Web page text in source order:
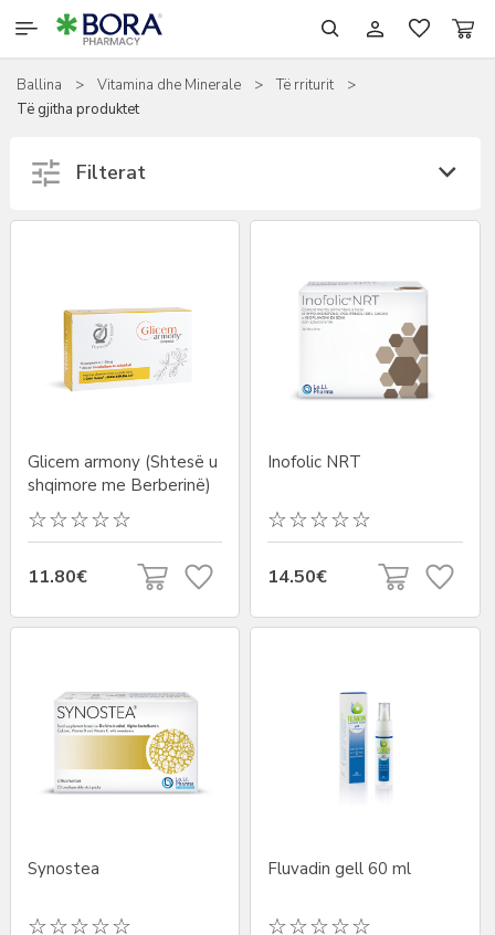
RILASTIL
KOZMETIKË
Ballina > Vitamina dhe Minerale > Të rriturit
>
Të gjitha produktet
Filterat
Glicem armony (Shtesë u
shqimore me Berberinë)
11.80€
Inofolic NRT
14.50€
Synostea Fluvadin gell 60 ml